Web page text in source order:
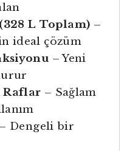
L Toplam) –
ideal çözüm
– Yeni
Raflar – Sağlam
Dengeli bir